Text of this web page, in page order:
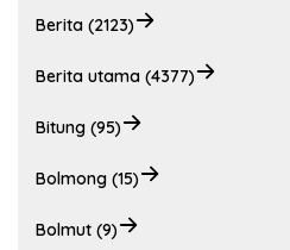
Berita (2123)
Berita utama (4377)
Bitung (95)
Bolmong (15)
Bolmut (9)